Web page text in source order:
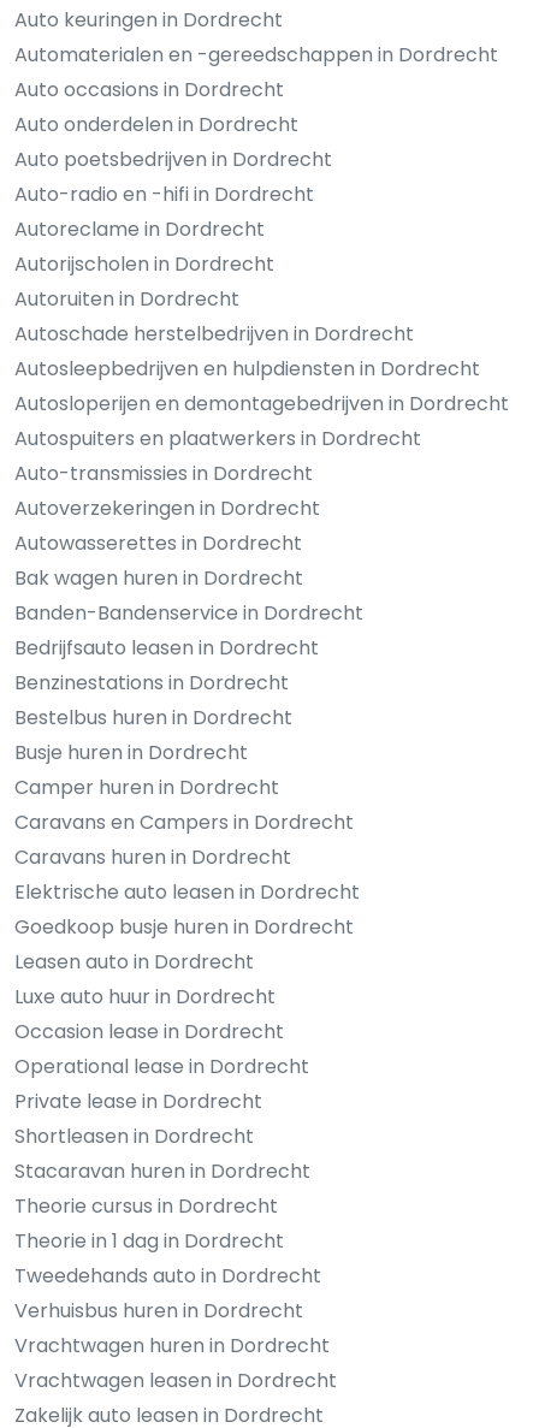
Auto keuringen in Dordrecht
Automaterialen en -gereedschappen in Dordrecht
Auto occasions in Dordrecht
Auto onderdelen in Dordrecht
Auto poetsbedrijven in Dordrecht
Auto-radio en -hifi in Dordrecht
Autoreclame in Dordrecht
Autorijscholen in Dordrecht
Autoruiten in Dordrecht
Autoschade herstelbedrijven in Dordrecht
Autosleepbedrijven en hulpdiensten in Dordrecht
Autosloperijen en demontagebedrijven in Dordrecht
Autospuiters en plaatwerkers in Dordrecht
Auto-transmissies in Dordrecht
Autoverzekeringen in Dordrecht
Autowasserettes in Dordrecht
Bak wagen huren in Dordrecht
Banden-Bandenservice in Dordrecht
Bedrijfsauto leasen in Dordrecht
Benzinestations in Dordrecht
Bestelbus huren in Dordrecht
Busje huren in Dordrecht
Camper huren in Dordrecht
Caravans en Campers in Dordrecht
Caravans huren in Dordrecht
Elektrische auto leasen in Dordrecht
Goedkoop busje huren in Dordrecht
Leasen auto in Dordrecht
Luxe auto huur in Dordrecht
Occasion lease in Dordrecht
Operational lease in Dordrecht
Private lease in Dordrecht
Shortleasen in Dordrecht
Stacaravan huren in Dordrecht
Theorie cursus in Dordrecht
Theorie in 1 dag in Dordrecht
Tweedehands auto in Dordrecht
Verhuisbus huren in Dordrecht
Vrachtwagen huren in Dordrecht
Vrachtwagen leasen in Dordrecht
Zakelijk auto leasen in Dordrecht